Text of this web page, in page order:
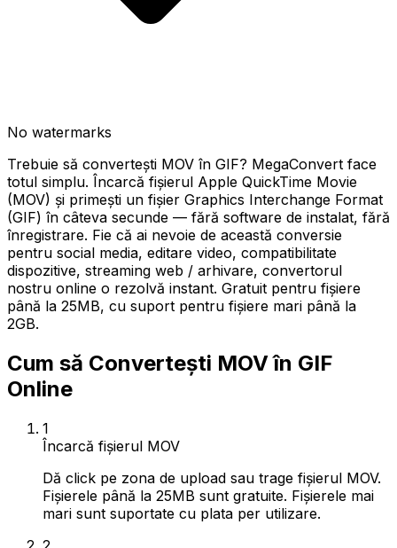
No watermarks
Trebuie să convertești MOV în GIF? MegaConvert face
totul simplu. Încarcă fișierul Apple QuickTime Movie
(MOV) și primești un fișier Graphics Interchange Format
(GIF) în câteva secunde — fără software de instalat, fără
înregistrare. Fie că ai nevoie de această conversie
pentru social media, editare video, compatibilitate
dispozitive, streaming web / arhivare, convertorul
nostru online o rezolvă instant. Gratuit pentru fișiere
până la 25MB, cu suport pentru fișiere mari până la
2GB.
Cum să Convertești MOV în GIF
Online
1
Încarcă fișierul MOV
Dă click pe zona de upload sau trage fișierul MOV.
Fișierele până la 25MB sunt gratuite. Fișierele mai
mari sunt suportate cu plata per utilizare.